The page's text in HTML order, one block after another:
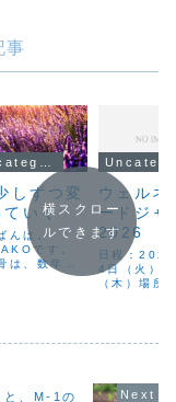
しずつ変
ていく
んは。
です。
は、数年ご
べて入れ替
、今の私た
ウェルネ
ードジャ
2026
日程：
4日（火）
（木）場所
開予定
横スクロー
ルできます
と、M-1の